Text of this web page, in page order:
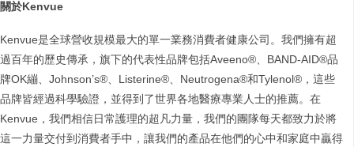
關於Kenvue
Kenvue是全球營收規模最大的單一業務消費者健康公司。我們擁有超
過百年的歷史傳承，旗下的代表性品牌包括Aveeno®、BAND-AID®品
牌OK繃、Johnson’s®、Listerine®、Neutrogena®和Tylenol®，這些
品牌皆經過科學驗證，並得到了世界各地醫療專業人士的推薦。在
Kenvue，我們相信日常護理的超凡力量，我們的團隊每天都致力於將
這一力量交付到消費者手中，讓我們的產品在他們的心中和家庭中贏得